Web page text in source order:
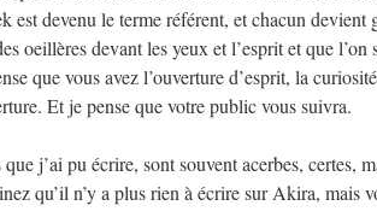
est devenu le terme référent, et chacun devient
oeillères devant les yeux et l’esprit et que l’on
que vous avez l’ouverture d’esprit, la
Et je pense que votre public vous suivra.
j’ai pu écrire, sont souvent acerbes, certes,
qu’il n’y a plus rien à écrire sur Akira, mais